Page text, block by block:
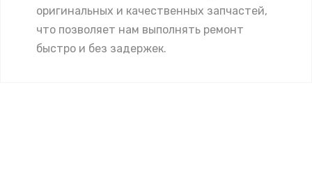
оригинальных и качественных запчастей,
что позволяет нам выполнять ремонт
быстро и без задержек.